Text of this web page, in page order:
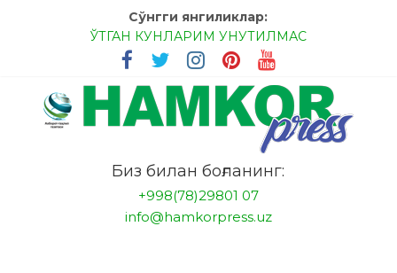
Сўнгги янгиликлар:
ЎТГАН КУНЛАРИМ УНУТИЛМАС
МЕССИ ВА РОНАЛДУ, АНА ЭНДИ ИККАЛАНГ ҲАМ
ҲУСАНОВГА ТАН БЕРИНГЛАР!
МЕҲР ОРҚАЛИ ШИФО
БАНКДА ИШЛАШ ОСОНМИ?
НАТИЖАГА ЭРИШИШ ЎЗ ҚЎЛИМИЗДА
"HamkorPress"
Биз билан боғланинг:
+998(78)29801 07
info@hamkorpress.uz